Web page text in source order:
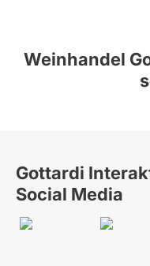
Weinhandel
Gottardi
Social Media